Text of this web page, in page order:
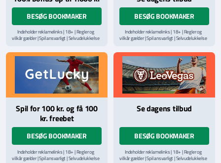
BESØG BOOKMAKER
Indeholder reklamelinks | 18+ | Regler og
vilkår gælder | Spil ansvarligt | Selvudelukkelse
hjælpelinje påStopSpillet.dk
Læs vilkår og betingelserher
BESØG BOOKMAKER
Indeholder reklamelinks | 18+ | Regler og
vilkår gælder | Spil ansvarligt | Selvudelukkelse
hjælpelinje påStopSpillet.dk
Læs vilkår og betingelserher
Spil for 100 kr. og få 100
kr. freebet
BESØG BOOKMAKER
Indeholder reklamelinks | 18+ | Regler og
vilkår gælder | Spil ansvarligt | Selvudelukkelse
Se dagens tilbud
BESØG BOOKMAKER
Indeholder reklamelinks | 18+ | Regler og
vilkår gælder | Spil ansvarligt | Selvudelukkelse